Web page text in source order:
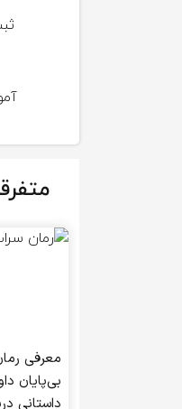
معرفی
بی‌پایان
داستانی